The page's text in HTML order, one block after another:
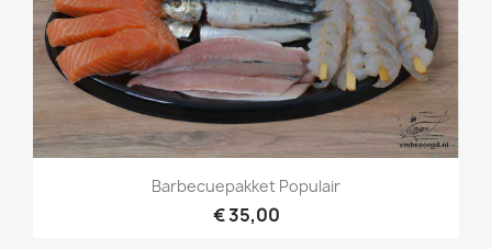
Barbecuepakket Populair
€ 35,00